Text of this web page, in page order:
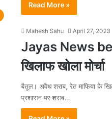
Read More »
Mahesh Sahu April 27, 2023
Jayas News
खिलाफ खोला मोर्चा
बैतूल। अवैध शराब, रेत माफिया के
प्रशासन पर शराब…